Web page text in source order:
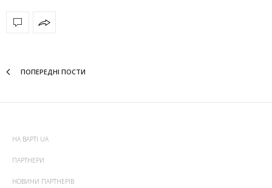
ПОПЕРЕДНІ ПОСТИ
НА ВАРТІ UA
ПАРТНЕРИ
НОВИНИ ПАРТНЕРІВ